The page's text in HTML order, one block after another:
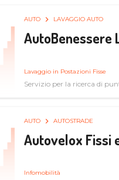
AUTO LAVAGGIO AUTO
AutoBenessere
Lavaggio in Postazioni Fisse
Servizio per la ricerca di
AUTO AUTOSTRADE
Autovelox Fissi
Infomobilità